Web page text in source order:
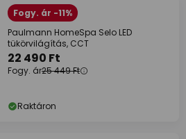
Fogy. ár -11%
Paulmann HomeSpa Selo LED
tükörvilágítás, CCT
22 490 Ft
Fogy. ár25 449 Ft
Raktáron